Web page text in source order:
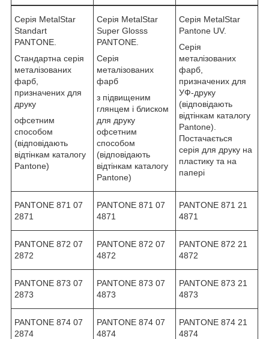
Серія MetalStar
Standart
PANTONE.
Стандартна серія
металізованих
фарб,
призначених для
друку
офсетним
способом
(відповідають
відтінкам каталогу
Pantone)
Серія MetalStar
Super Glosss
PANTONE.
Серія
металізованих
фарб
з підвищеним
глянцем і блиском
для друку
офсетним
способом
(відповідають
відтінкам каталогу
Pantone)
Серія MetalStar
Pantone UV.
Серія
металізованих
фарб,
призначених для
УФ-друку
(відповідають
відтінкам каталогу
Pantone).
Постачається
серія для друку на
пластику та на
папері
PANTONE 871 07
2871
PANTONE 871 07
4871
PANTONE 871 21
4871
PANTONE 872 07
2872
PANTONE 872 07
4872
PANTONE 872 21
4872
PANTONE 873 07
2873
PANTONE 873 07
4873
PANTONE 873 21
4873
PANTONE 874 07
2874
PANTONE 874 07
4874
PANTONE 874 21
4874